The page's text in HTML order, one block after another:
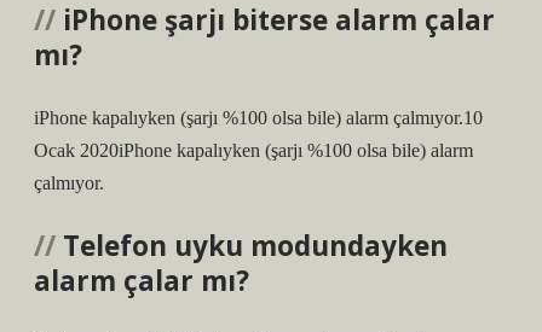
iPhone şarjı biterse alarm çalar
mı?
iPhone kapalıyken (şarjı %100 olsa bile) alarm çalmıyor.10
Ocak 2020iPhone kapalıyken (şarjı %100 olsa bile) alarm
çalmıyor.
Telefon uyku modundayken
alarm çalar mı?